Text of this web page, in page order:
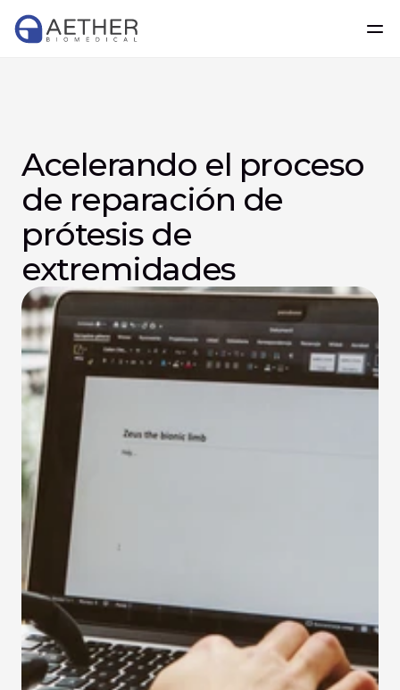
Acelerando el proceso
de reparación de
prótesis de
extremidades